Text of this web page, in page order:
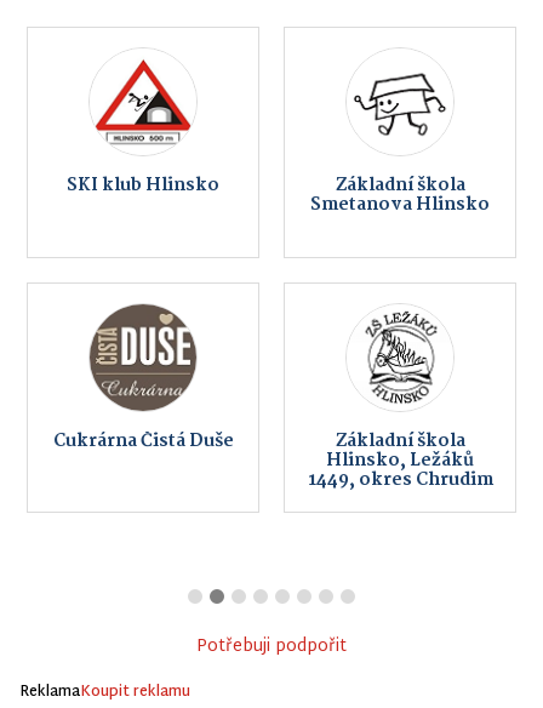
SKI klub Hlinsko Základní škola
Smetanova Hlinsko
Cukrárna Čistá Duše Základní škola
Hlinsko, Ležáků
1449, okres Chrudim
Potřebuji podpořit
ReklamaKoupit reklamu